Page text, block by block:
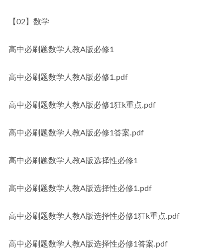
【02】数学
高中必刷题数学人教A版必修1
高中必刷题数学人教A版必修1.pdf
高中必刷题数学人教A版必修1狂k重点.pdf
高中必刷题数学人教A版必修1答案.pdf
高中必刷题数学人教A版选择性必修1
高中必刷题数学人教A版选择性必修1.pdf
高中必刷题数学人教A版选择性必修1狂k重点.pdf
高中必刷题数学人教A版选择性必修1答案.pdf